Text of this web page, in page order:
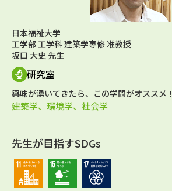
日本福祉大学
工学部 工学科 建築学専修 准教授
坂口 大史 先生
研究室
興味が湧いてきたら、この学問がオススメ！
建築学、環境学、社会学
先生が目指すSDGs